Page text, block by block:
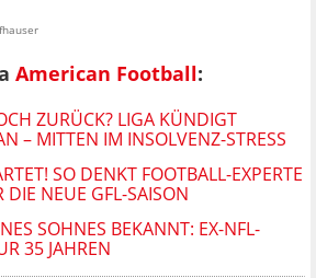
American Football:
ZURÜCK? LIGA KÜNDIGT
– MITTEN IM INSOLVENZ-STRESS
SO DENKT FOOTBALL-EXPERTE
NEUE GFL-SAISON
SOHNES BEKANNT: EX-NFL-
35 JAHREN